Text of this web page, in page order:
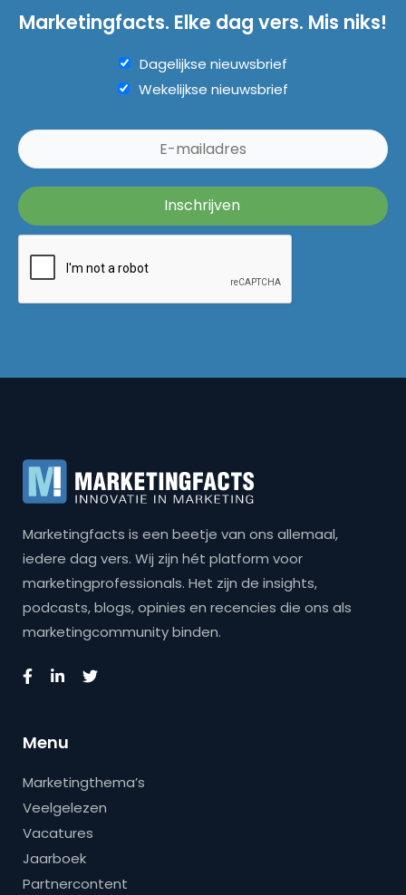
Marketingfacts. Elke dag vers. Mis niks!
Dagelijkse nieuwsbrief
Wekelijkse nieuwsbrief
Marketingfacts is een beetje van ons allemaal,
iedere dag vers. Wij zijn hét platform voor
marketingprofessionals. Het zijn de insights,
podcasts, blogs, opinies en recencies die ons als
marketingcommunity binden.
Menu
Marketingthema’s
Veelgelezen
Vacatures
Jaarboek
Partnercontent